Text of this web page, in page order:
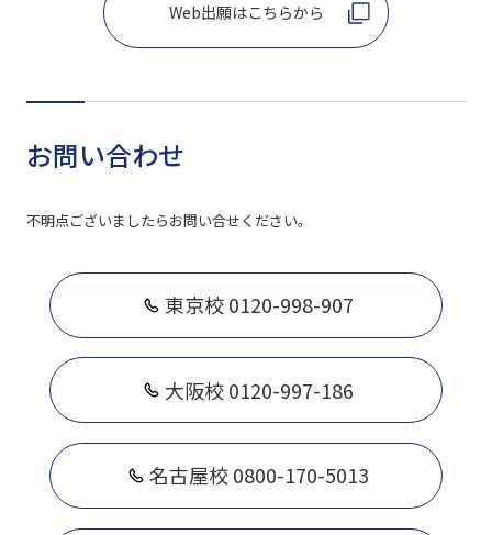
Web出願はこちらから
お問い合わせ
不明点ございましたらお問い合せください。
東京校 0120-998-907
大阪校 0120-997-186
名古屋校 0800-170-5013